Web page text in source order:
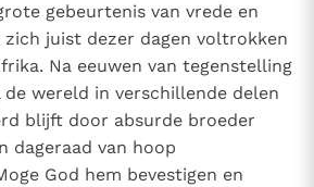
gebeurtenis van vrede en
juist dezer dagen voltrokken
Na eeuwen van tegenstelling
wereld in verschillende delen
blijft door absurde broeder
dageraad van hoop
God hem bevestigen en